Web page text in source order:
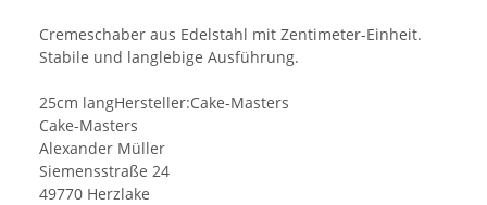
Cremeschaber aus Edelstahl mit Zentimeter-Einheit.
Stabile und langlebige Ausführung.
25cm langHersteller:Cake-Masters
Cake-Masters
Alexander Müller
Siemensstraße 24
49770 Herzlake